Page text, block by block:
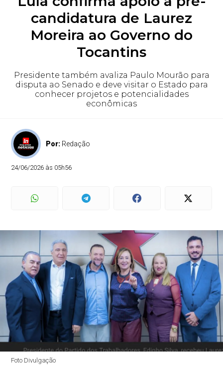
candidatura de Laurez
Moreira ao Governo do
Tocantins
Presidente também avaliza Paulo Mourão para
disputa ao Senado e deve visitar o Estado para
conhecer projetos e potencialidades
econômicas
Por: Redação
24/06/2026 às 05h56
Foto Divulgação